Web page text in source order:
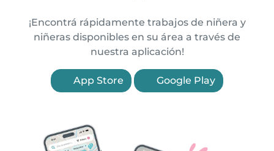
¡Encontrá rápidamente trabajos de niñera y
niñeras disponibles en su área a través de
nuestra aplicación!
App Store Google Play